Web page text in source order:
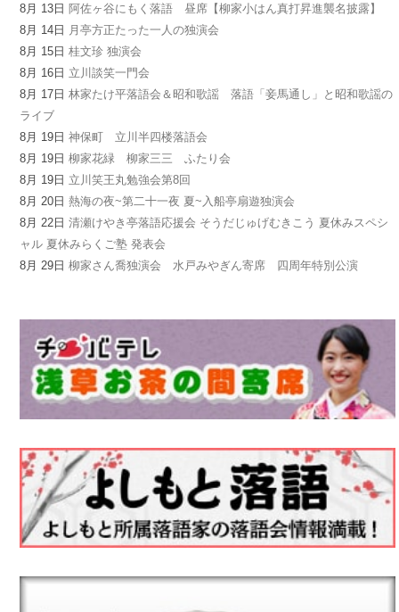
8月 13日阿佐ヶ谷にもく落語 昼席【柳家小はん真打昇進襲名披露】
8月 14日 月亭方正たった一人の独演会
8月 15日桂文珍 独演会
8月 16日 立川談笑一門会
8月 17日林家たけ平落語会＆昭和歌謡 落語「妾馬通し」と昭和歌謡の
ライブ
8月 19日神保町 立川半四楼落語会
8月 19日柳家花緑 柳家三三 ふたり会
8月 19日 立川笑王丸勉強会第8回
8月 20日熱海の夜~第二十一夜 夏~入船亭扇遊独演会
8月 22日清瀬けやき亭落語応援会 そうだじゅげむきこう 夏休みスペシ
ャル 夏休みらくご塾 発表会
8月 29日柳家さん喬独演会 水戸みやぎん寄席 四周年特別公演